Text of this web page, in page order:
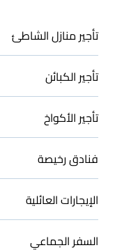
تأجير منازل الشاطئ
تأجير الكبائن
تأجير الأكواخ
فنادق رخيصة
الإيجارات العائلية
السفر الجماعي